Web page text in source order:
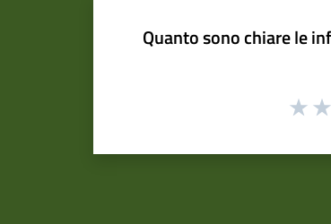
Quanto sono chiare le